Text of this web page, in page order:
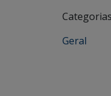
Geral